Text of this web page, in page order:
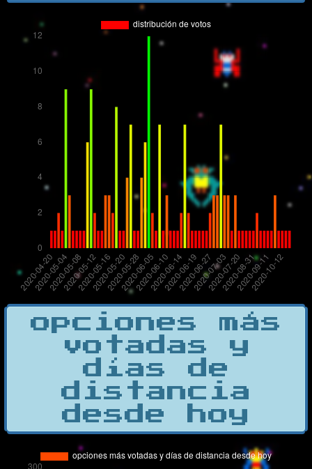
opciones más
votadas y
días de
distancia
desde hoy